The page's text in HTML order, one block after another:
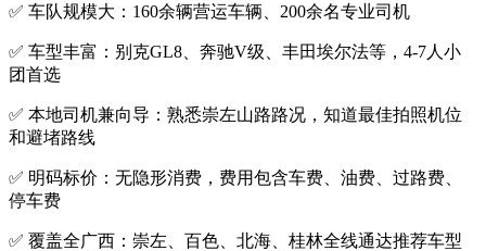
✅ 车队规模大：160余辆营运车辆、200余名专业司机
✅ 车型丰富：别克GL8、奔驰V级、丰田埃尔法等，4-7人小
团首选
✅ 本地司机兼向导：熟悉崇左山路路况，知道最佳拍照机位
和避堵路线
✅ 明码标价：无隐形消费，费用包含车费、油费、过路费、
停车费
✅ 覆盖全广西：崇左、百色、北海、桂林全线通达推荐车型